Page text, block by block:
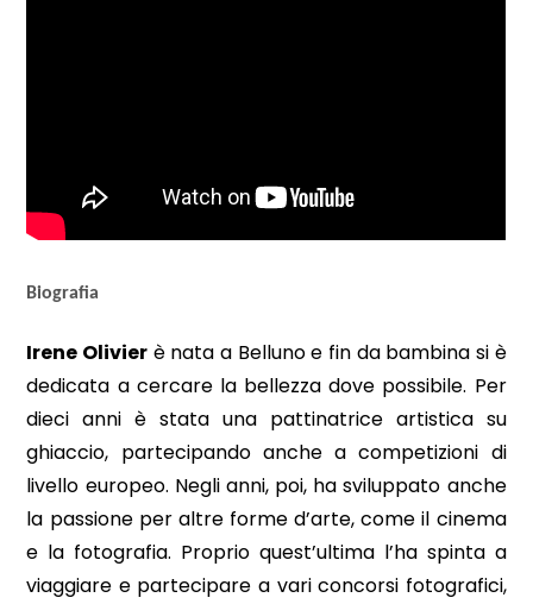
Biografia
Irene Olivier è nata a Belluno e fin da bambina si è
dedicata a cercare la bellezza dove possibile. Per
dieci anni è stata una pattinatrice artistica su
ghiaccio, partecipando anche a competizioni di
livello europeo. Negli anni, poi, ha sviluppato anche
la passione per altre forme d’arte, come il cinema
e la fotografia. Proprio quest’ultima l’ha spinta a
viaggiare e partecipare a vari concorsi fotografici,